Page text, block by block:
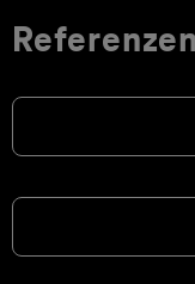
Referenzen